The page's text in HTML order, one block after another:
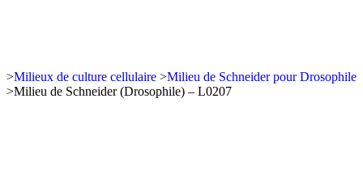
>Milieux de culture cellulaire >Milieu de Schneider pour Drosophile
>Milieu de Schneider (Drosophile) – L0207